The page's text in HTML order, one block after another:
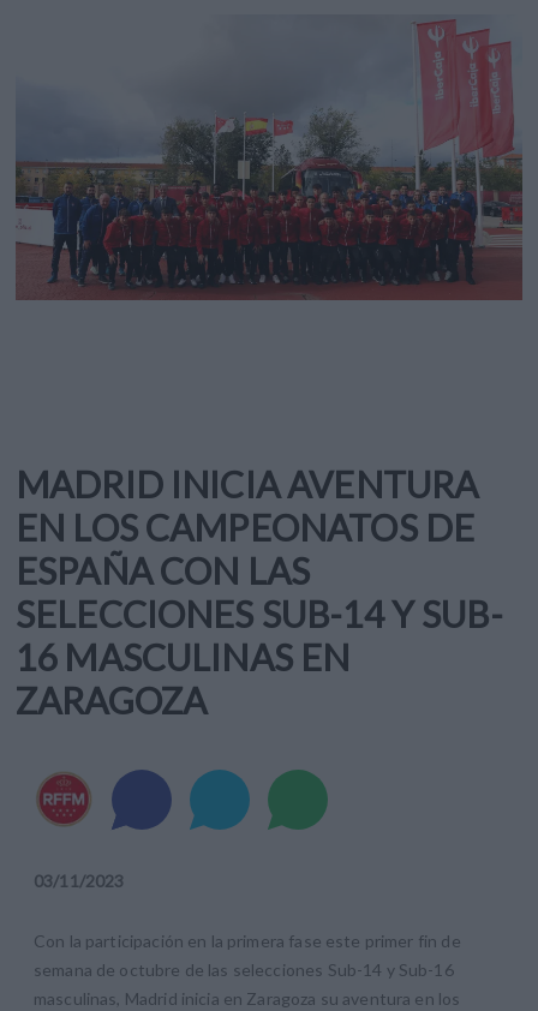
MADRID INICIA AVENTURA
EN LOS CAMPEONATOS DE
ESPAÑA CON LAS
SELECCIONES SUB-14 Y SUB-
16 MASCULINAS EN
ZARAGOZA
03/11/2023
Con la participación en la primera fase este primer fin de
semana de octubre de las selecciones Sub-14 y Sub-16
masculinas, Madrid inicia en Zaragoza su aventura en los